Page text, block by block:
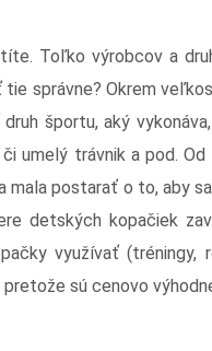
Toľko výrobcov a
správne? Okrem
športu, aký
umelý trávnik a pod.
mala postarať o to, aby
detských kopačiek
využívať (tréningy,
sú cenovo